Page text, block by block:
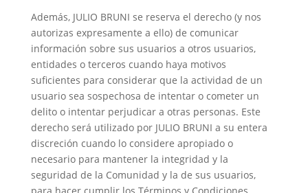
Además, JULIO BRUNI se reserva el derecho (y nos
autorizas expresamente a ello) de comunicar
información sobre sus usuarios a otros usuarios,
entidades o terceros cuando haya motivos
suficientes para considerar que la actividad de un
usuario sea sospechosa de intentar o cometer un
delito o intentar perjudicar a otras personas. Este
derecho será utilizado por JULIO BRUNI a su entera
discreción cuando lo considere apropiado o
necesario para mantener la integridad y la
seguridad de la Comunidad y la de sus usuarios,